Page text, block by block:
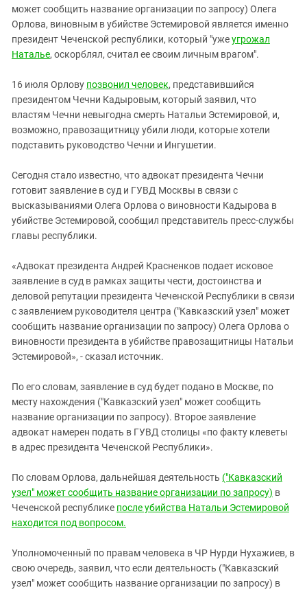
может сообщить название организации по запросу) Олега
Орлова, виновным в убийстве Эстемировой является именно
президент Чеченской республики, который "ужеугрожал
Наталье, оскорблял, считал ее своим личным врагом".
16 июля Орлову позвонил человек, представившийся
президентом Чечни Кадыровым, который заявил, что
властям Чечни невыгодна смерть Натальи Эстемировой, и,
возможно, правозащитницу убили люди, которые хотели
подставить руководство Чечни и Ингушетии.
Сегодня стало известно, что адвокат президента Чечни
готовит заявление в суд и ГУВД Москвы в связи с
высказываниями Олега Орлова о виновности Кадырова в
убийстве Эстемировой, сообщил представитель пресс-службы
главы республики.
«Адвокат президента Андрей Красненков подает исковое
заявление в суд в рамках защиты чести, достоинства и
деловой репутации президента Чеченской Республики в связи
с заявлением руководителя центра ("Кавказский узел" может
сообщить название организации по запросу) Олега Орлова о
виновности президента в убийстве правозащитницы Натальи
Эстемировой», - сказал источник.
По его словам, заявление в суд будет подано в Москве, по
месту нахождения ("Кавказский узел" может сообщить
название организации по запросу). Второе заявление
адвокат намерен подать в ГУВД столицы «по факту клеветы
в адрес президента Чеченской Республики».
По словам Орлова, дальнейшая деятельность ("Кавказский
узел" может сообщить название организации по запросу) в
Чеченской республике после убийства Натальи Эстемировой
находится под вопросом.
Уполномоченный по правам человека в ЧР Нурди Нухажиев, в
свою очередь, заявил, что если деятельность ("Кавказский
узел" может сообщить название организации по запросу) в